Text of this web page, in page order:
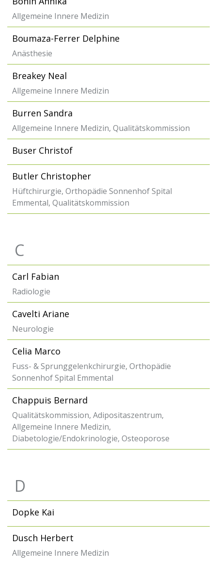
Allgemeine Innere Medizin
Boumaza-Ferrer Delphine
Anästhesie
Breakey Neal
Allgemeine Innere Medizin
Burren Sandra
Allgemeine Innere Medizin, Qualitätskommission
Buser Christof
Butler Christopher
Hüftchirurgie, Orthopädie Sonnenhof Spital
Emmental, Qualitätskommission
C
Carl Fabian
Radiologie
Cavelti Ariane
Neurologie
Celia Marco
Fuss- & Sprunggelenkchirurgie, Orthopädie
Sonnenhof Spital Emmental
Chappuis Bernard
Qualitätskommission, Adipositaszentrum,
Allgemeine Innere Medizin,
Diabetologie/Endokrinologie, Osteoporose
D
Dopke Kai
Dusch Herbert
Allgemeine Innere Medizin